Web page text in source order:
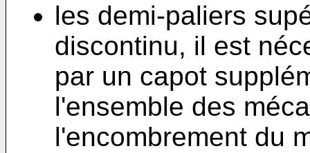
les demi-paliers
discontinu, il est
par un capot
l'ensemble des
l'encombrement du